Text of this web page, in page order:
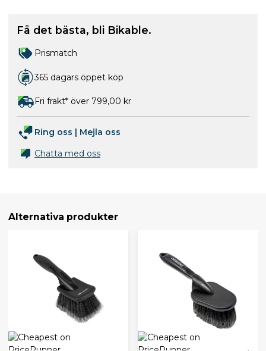
Få det bästa, bli Bikable.
Prismatch
365 dagars öppet köp
Fri frakt* över 799,00 kr
Ring oss | Mejla oss
Chatta med oss
Alternativa produkter